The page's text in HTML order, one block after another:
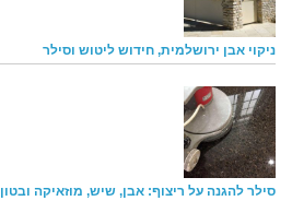
ניקוי אבן ירושלמית, חידוש ליטוש וסילר
סילר להגנה על ריצוף: אבן, שיש, מוזאיקה ובטון